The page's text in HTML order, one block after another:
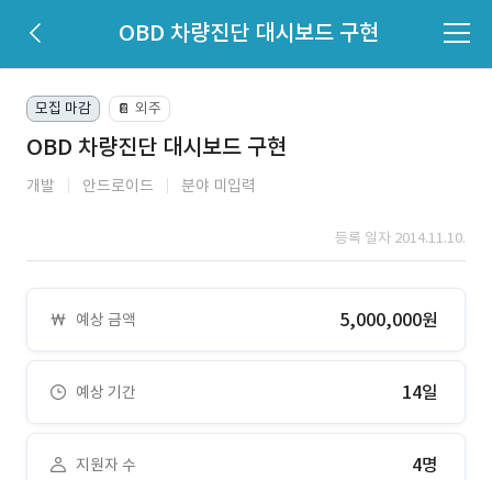
OBD 차량진단 대시보드 구현
모집 마감 📔 외주
OBD 차량진단 대시보드 구현
개발 안드로이드 분야 미입력
등록 일자 2014.11.10.
예상 금액 5,000,000원
예상 기간 14일
지원자 수 4명